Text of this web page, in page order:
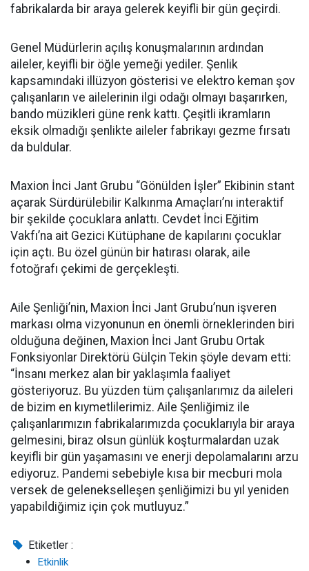
fabrikalarda bir araya gelerek keyifli bir gün geçirdi.
Genel Müdürlerin açılış konuşmalarının ardından
aileler, keyifli bir öğle yemeği yediler. Şenlik
kapsamındaki illüzyon gösterisi ve elektro keman şov
çalışanların ve ailelerinin ilgi odağı olmayı başarırken,
bando müzikleri güne renk kattı. Çeşitli ikramların
eksik olmadığı şenlikte aileler fabrikayı gezme fırsatı
da buldular.
Maxion İnci Jant Grubu “Gönülden İşler” Ekibinin stant
açarak Sürdürülebilir Kalkınma Amaçları’nı interaktif
bir şekilde çocuklara anlattı. Cevdet İnci Eğitim
Vakfı’na ait Gezici Kütüphane de kapılarını çocuklar
için açtı. Bu özel günün bir hatırası olarak, aile
fotoğrafı çekimi de gerçekleşti.
Aile Şenliği’nin, Maxion İnci Jant Grubu’nun işveren
markası olma vizyonunun en önemli örneklerinden biri
olduğuna değinen, Maxion İnci Jant Grubu Ortak
Fonksiyonlar Direktörü Gülçin Tekin şöyle devam etti:
“İnsanı merkez alan bir yaklaşımla faaliyet
gösteriyoruz. Bu yüzden tüm çalışanlarımız da aileleri
de bizim en kıymetlilerimiz. Aile Şenliğimiz ile
çalışanlarımızın fabrikalarımızda çocuklarıyla bir araya
gelmesini, biraz olsun günlük koşturmalardan uzak
keyifli bir gün yaşamasını ve enerji depolamalarını arzu
ediyoruz. Pandemi sebebiyle kısa bir mecburi mola
versek de gelenekselleşen şenliğimizi bu yıl yeniden
yapabildiğimiz için çok mutluyuz.”
Etiketler :
Etkinlik